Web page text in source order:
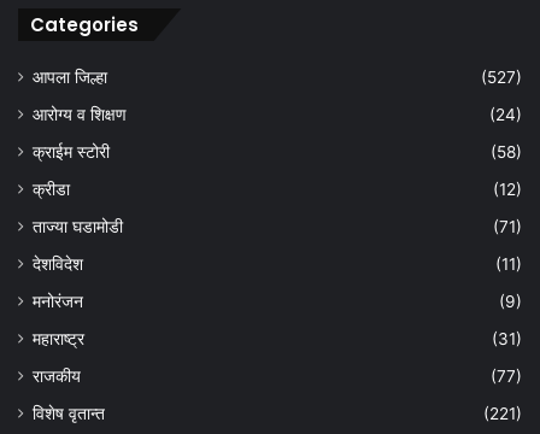
Categories
आपला जिल्हा
(527)
आरोग्य व शिक्षण
(24)
क्राईम स्टोरी
(58)
क्रीडा
(12)
ताज्या घडामोडी
(71)
देशविदेश
(11)
मनोरंजन
(9)
महाराष्ट्र
(31)
राजकीय
(77)
विशेष वृतान्त
(221)